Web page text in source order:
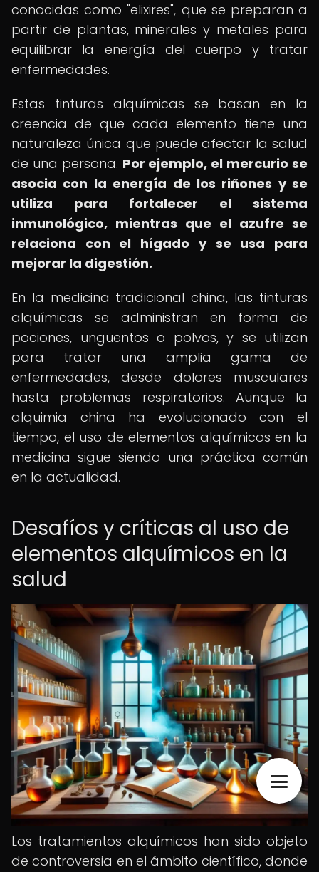
conocidas como "elixires", que se preparan a
partir de plantas, minerales y metales para
equilibrar la energía del cuerpo y tratar
enfermedades.
Estas tinturas alquímicas se basan en la
creencia de que cada elemento tiene una
naturaleza única que puede afectar la salud
de una persona. Por ejemplo, el mercurio se
asocia con la energía de los riñones y se
utiliza para fortalecer el sistema
inmunológico, mientras que el azufre se
relaciona con el hígado y se usa para
mejorar la digestión.
En la medicina tradicional china, las tinturas
alquímicas se administran en forma de
pociones, ungüentos o polvos, y se utilizan
para tratar una amplia gama de
enfermedades, desde dolores musculares
hasta problemas respiratorios. Aunque la
alquimia china ha evolucionado con el
tiempo, el uso de elementos alquímicos en la
medicina sigue siendo una práctica común
en la actualidad.
Desafíos y críticas al uso de
elementos alquímicos en la
salud
Los tratamientos alquímicos han sido objeto
de controversia en el ámbito científico, donde